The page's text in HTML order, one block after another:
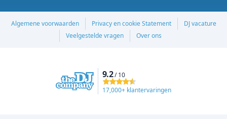
Algemene voorwaarden Privacy en cookie Statement
DJ vacature
Veelgestelde vragen
Over ons
9.2/ 10
17,000+ klantervaringen